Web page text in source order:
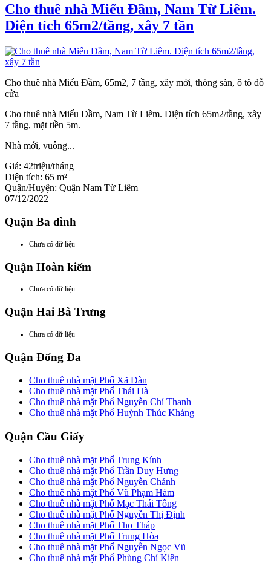
Cho thuê nhà Miếu Đầm, Nam Từ Liêm.
Diện tích 65m2/tầng, xây 7 tần
Cho thuê nhà Miếu Đầm, 65m2, 7 tầng, xây mới, thông sàn, ô tô đỗ
cửa
Cho thuê nhà Miếu Đầm, Nam Từ Liêm. Diện tích 65m2/tầng, xây
7 tầng, mặt tiền 5m.
Nhà mới, vuông...
Giá: 42triệu/tháng
Diện tích: 65 m²
Quận/Huyện: Quận Nam Từ Liêm
07/12/2022
Quận Ba đình
Chưa có dữ liệu
Quận Hoàn kiếm
Chưa có dữ liệu
Quận Hai Bà Trưng
Chưa có dữ liệu
Quận Đống Đa
Cho thuê nhà mặt Phố Xã Đàn
Cho thuê nhà mặt Phố Thái Hà
Cho thuê nhà mặt Phố Nguyễn Chí Thanh
Cho thuê nhà mặt Phố Huỳnh Thúc Kháng
Quận Cầu Giấy
Cho thuê nhà mặt Phố Trung Kính
Cho thuê nhà mặt Phố Trần Duy Hưng
Cho thuê nhà mặt Phố Nguyễn Chánh
Cho thuê nhà mặt Phố Vũ Phạm Hàm
Cho thuê nhà mặt Phố Mạc Thái Tông
Cho thuê nhà mặt Phố Nguyễn Thị Định
Cho thuê nhà mặt Phố Thọ Tháp
Cho thuê nhà mặt Phố Trung Hòa
Cho thuê nhà mặt Phố Nguyễn Ngọc Vũ
Cho thuê nhà mặt Phố Phùng Chí Kiên